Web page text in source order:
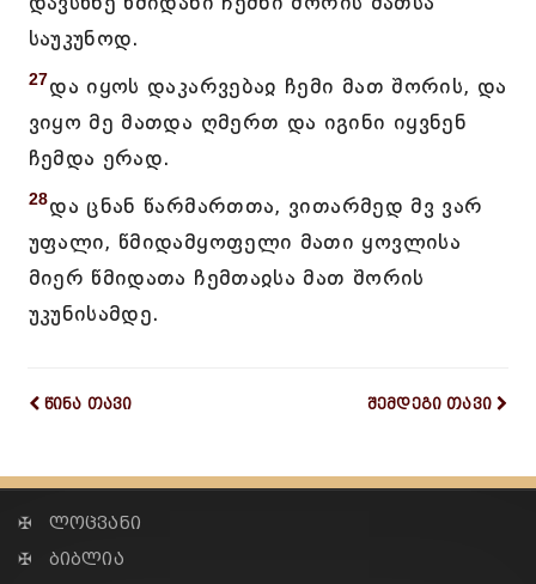
საუკუნოდ.
27და იყოს დაკარვებაჲ ჩემი მათ შორის, და
ვიყო მე მათდა ღმერთ და იგინი იყვნენ
ჩემდა ერად.
28და ცნან წარმართთა, ვითარმედ მვ ვარ
უფალი, წმიდამყოფელი მათი ყოვლისა
მიერ წმიდათა ჩემთაჲსა მათ შორის
უკუნისამდე.
წინა თავი შემდეგი თავი
✠ ლოცვანი
✠ ბიბლია